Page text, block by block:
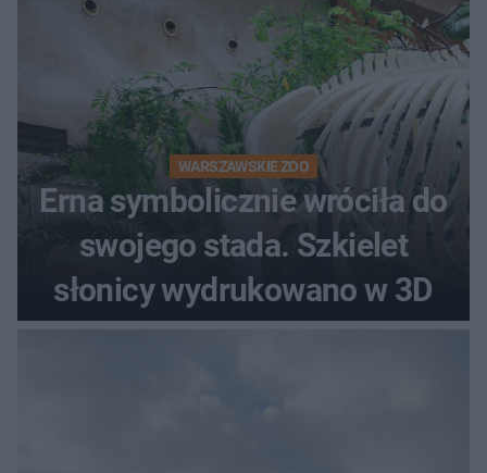
WARSZAWSKIE ZOO
Erna symbolicznie wróciła do
swojego stada. Szkielet
słonicy wydrukowano w 3D